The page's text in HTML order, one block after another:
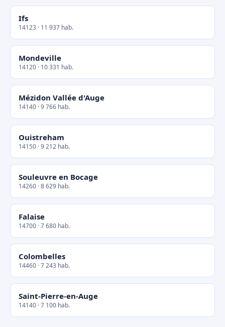
Ifs
14123 · 11 937 hab.
Mondeville
14120 · 10 331 hab.
Mézidon Vallée d'Auge
14140 · 9 766 hab.
Ouistreham
14150 · 9 212 hab.
Souleuvre en Bocage
14260 · 8 629 hab.
Falaise
14700 · 7 680 hab.
Colombelles
14460 · 7 243 hab.
Saint-Pierre-en-Auge
14140 · 7 100 hab.